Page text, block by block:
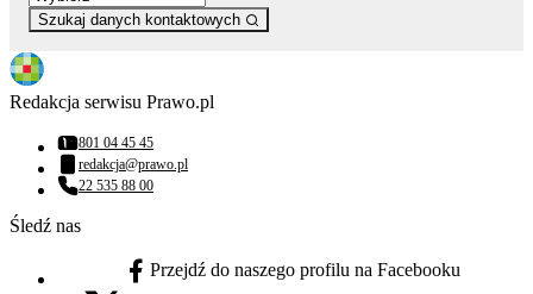
Szukaj danych kontaktowych
Redakcja serwisu Prawo.pl
Numer telefonu:
801 04 45 45
Adres email:
redakcja@prawo.pl
Numer telefonu:
22 535 88 00
Śledź nas
facebook - otwiera się w nowej karcie
Przejdź do naszego profilu na Facebooku